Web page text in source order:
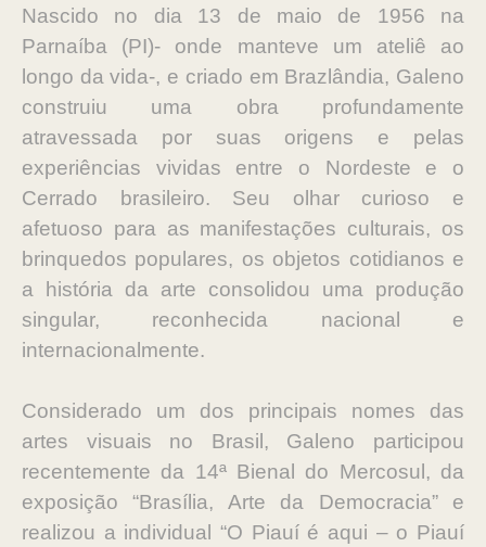
Nascido no dia 13 de maio de 1956 na
Parnaíba (PI)- onde manteve um ateliê ao
longo da vida-, e criado em Brazlândia, Galeno
construiu uma obra profundamente
atravessada por suas origens e pelas
experiências vividas entre o Nordeste e o
Cerrado brasileiro. Seu olhar curioso e
afetuoso para as manifestações culturais, os
brinquedos populares, os objetos cotidianos e
a história da arte consolidou uma produção
singular, reconhecida nacional e
internacionalmente.
Considerado um dos principais nomes das
artes visuais no Brasil, Galeno participou
recentemente da 14ª Bienal do Mercosul, da
exposição “Brasília, Arte da Democracia” e
realizou a individual “O Piauí é aqui – o Piauí